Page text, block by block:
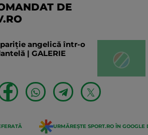
DE
angelică într-o
| GALERIE
URMĂREȘTE SPORT.RO ÎN GOOGLE